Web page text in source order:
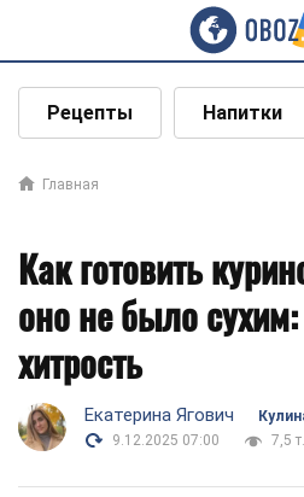
Рецепты Напитки
Главная
Как готовить
оно не было
хитрость
Екатерина Ягович
9.12.2025 07:00
7,5 т.